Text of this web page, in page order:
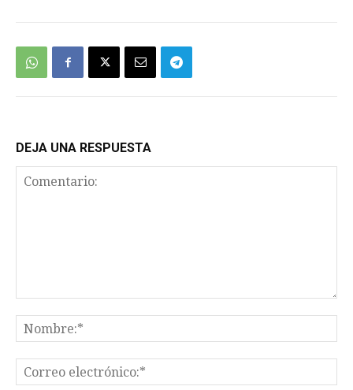
DEJA UNA RESPUESTA